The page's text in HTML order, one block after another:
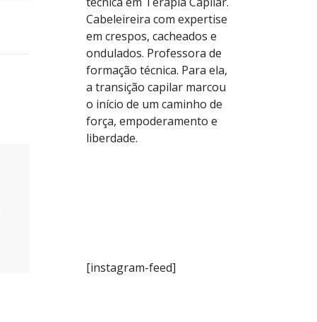
Cabeleireira com expertise
em crespos, cacheados e
ondulados. Professora de
formação técnica. Para ela,
a transição capilar marcou
o início de um caminho de
força, empoderamento e
liberdade.
[instagram-feed]